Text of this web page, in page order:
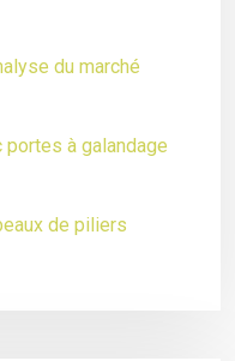
du marché
à galandage
de piliers